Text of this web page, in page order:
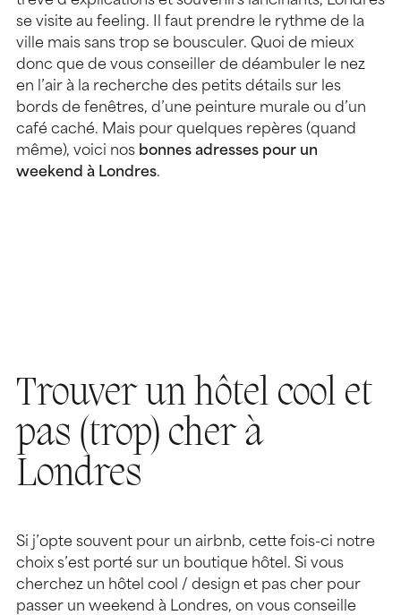
se visite au feeling. Il faut prendre le rythme de la
ville mais sans trop se bousculer. Quoi de mieux
donc que de vous conseiller de déambuler le nez
en l’air à la recherche des petits détails sur les
bords de fenêtres, d’une peinture murale ou d’un
café caché. Mais pour quelques repères (quand
même), voici nos bonnes adresses pour un
weekend à Londres.
Trouver un hôtel cool et
pas (trop) cher à
Londres
Si j’opte souvent pour un airbnb, cette fois-ci notre
choix s’est porté sur un boutique hôtel. Si vous
cherchez un hôtel cool / design et pas cher pour
passer un weekend à Londres, on vous conseille